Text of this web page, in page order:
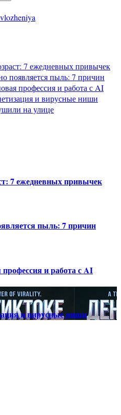
7 ежедневных привычек
появляется пыль: 7 причин
профессия и работа с AI
и вирусные ниши
на улице
7 ежедневных привычек
пыль: 7 причин
и работа с AI
и вирусные ниши